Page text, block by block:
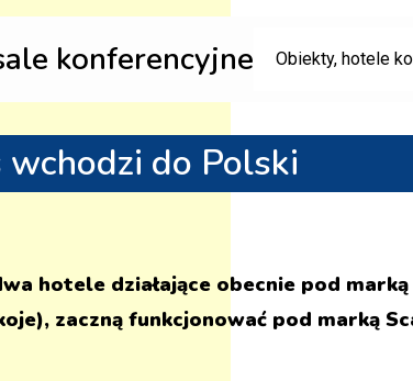
konferencyjne Obiekty, hotele
do Polski
hotele działające obecnie pod
zaczną funkcjonować pod marką